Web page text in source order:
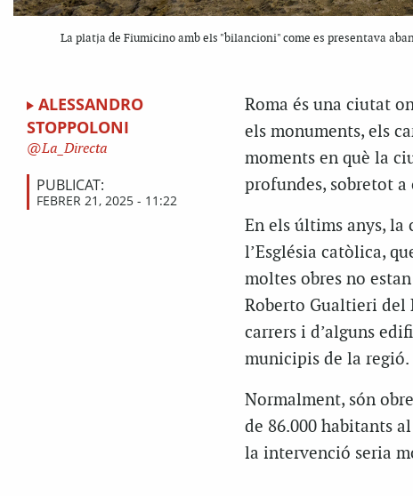
La platja de Fiumicino amb els "bilancioni" come es presentava
ALESSANDRO
STOPPOLONI
La_Directa
PUBLICAT:
FEBRER 21, 2025 - 11:22
Roma és una ciutat
els monuments, els
moments en què la
profundes, sobretot
En els últims anys, la
l’Església catòlica,
moltes obres no
Roberto Gualtieri del
carrers i d’alguns
municipis de la regió.
Normalment, són
de 86.000 habitants
la intervenció seria